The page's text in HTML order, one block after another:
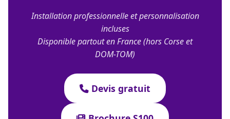
Installation professionnelle et personnalisation
incluses
Disponible partout en France (hors Corse et
DOM-TOM)
Devis gratuit